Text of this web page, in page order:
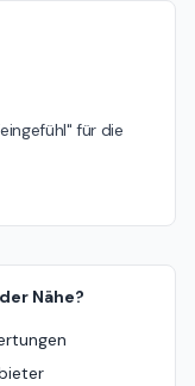
für die
Nähe?